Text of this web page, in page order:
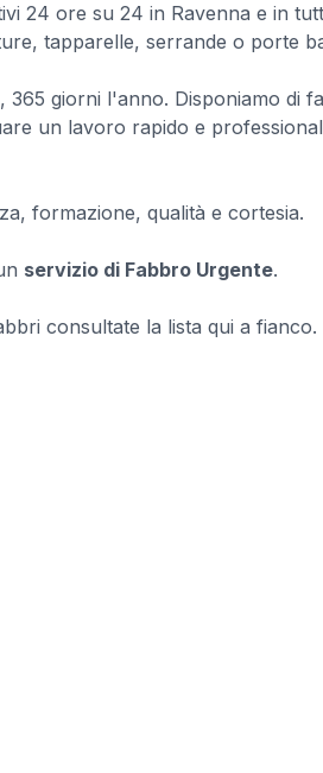
24 ore su 24 in Ravenna e in
tapparelle, serrande o porte
giorni l'anno. Disponiamo di
un lavoro rapido e
formazione, qualità e cortesia.
servizio di Fabbro Urgente.
consultate la lista qui a fianco.